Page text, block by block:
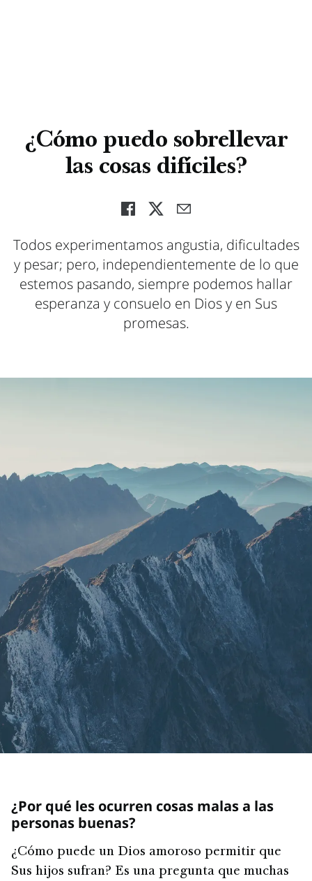
¿Cómo puedo sobrellevar
las cosas difíciles?
Todos experimentamos angustia, dificultades
y pesar; pero, independientemente de lo que
estemos pasando, siempre podemos hallar
esperanza y consuelo en Dios y en Sus
promesas.
¿Por qué les ocurren cosas malas a las
personas buenas?
¿Cómo puede un Dios amoroso permitir que
Sus hijos sufran? Es una pregunta que muchas